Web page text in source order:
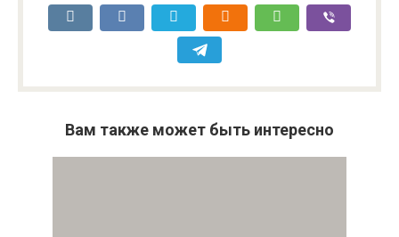
Вам также может быть интересно